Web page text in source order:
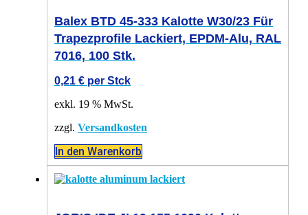
Balex BTD 45-333 Kalotte W30/23 Für
Trapezprofile Lackiert, EPDM-Alu, RAL
7016, 100 Stk.
0,21 € per Stck
exkl. 19 % MwSt.
zzgl. Versandkosten
In den Warenkorb